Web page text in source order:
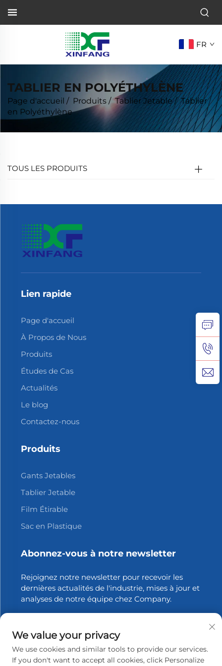
FR
TABLIER EN POLYÉTHYLÈNE
Page d'accueil / Produits /Tablier Jetable/Tablier
en Polyéthylène
TOUS LES PRODUITS
Lien rapide
Page d'accueil
À Propos de Nous
Produits
Études de Cas
Actualités
Le blog
Contactez-nous
Produits
Gants Jetables
Tablier Jetable
Film Étirable
Sac en Plastique
Abonnez-vous à notre newsletter
Rejoignez notre newsletter pour recevoir les
dernières actualités de l'industrie, mises à jour et
analyses de notre équipe chez Company.
We value your privacy
We use cookies and similar tools to provide our services.
If you don't want to accept all cookies, click Personalize